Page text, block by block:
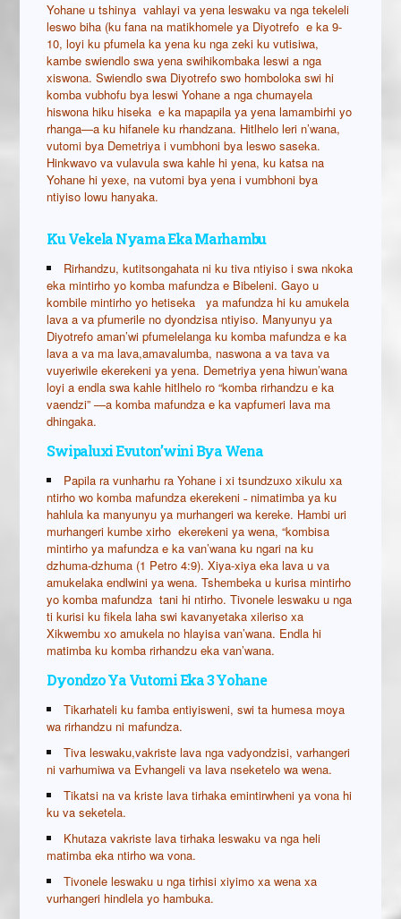
Yohane u tshinya vahlayi va yena leswaku va nga tekeleli
leswo biha (ku fana na matikhomele ya Diyotrefo e ka 9-
10, loyi ku pfumela ka yena ku nga zeki ku vutisiwa,
kambe swiendlo swa yena swihikombaka leswi a nga
xiswona. Swiendlo swa Diyotrefo swo homboloka swi hi
komba vubhofu bya leswi Yohane a nga chumayela
hiswona hiku hiseka e ka mapapila ya yena lamambirhi yo
rhanga—a ku hifanele ku rhandzana. Hitlhelo leri n’wana,
vutomi bya Demetriya i vumbhoni bya leswo saseka.
Hinkwavo va vulavula swa kahle hi yena, ku katsa na
Yohane hi yexe, na vutomi bya yena i vumbhoni bya
ntiyiso lowu hanyaka.
Ku Vekela Nyama Eka Marhambu
Rirhandzu, kutitsongahata ni ku tiva ntiyiso i swa nkoka
eka mintirho yo komba mafundza e Bibeleni. Gayo u
kombile mintirho yo hetiseka ya mafundza hi ku amukela
lava a va pfumerile no dyondzisa ntiyiso. Manyunyu ya
Diyotrefo aman’wi pfumelelanga ku komba mafundza e ka
lava a va ma lava,amavalumba, naswona a va tava va
vuyeriwile ekerekeni ya yena. Demetriya yena hiwun’wana
loyi a endla swa kahle hitlhelo ro “komba rirhandzu e ka
vaendzi” —a komba mafundza e ka vapfumeri lava ma
dhingaka.
Swipaluxi Evuton’wini Bya Wena
Papila ra vunharhu ra Yohane i xi tsundzuxo xikulu xa
ntirho wo komba mafundza ekerekeni ˗ nimatimba ya ku
hahlula ka manyunyu ya murhangeri wa kereke. Hambi uri
murhangeri kumbe xirho ekerekeni ya wena, “kombisa
mintirho ya mafundza e ka van’wana ku ngari na ku
dzhuma-dzhuma (1 Petro 4:9). Xiya-xiya eka lava u va
amukelaka endlwini ya wena. Tshembeka u kurisa mintirho
yo komba mafundza tani hi ntirho. Tivonele leswaku u nga
ti kurisi ku fikela laha swi kavanyetaka xileriso xa
Xikwembu xo amukela no hlayisa van’wana. Endla hi
matimba ku komba rirhandzu eka van’wana.
Dyondzo Ya Vutomi Eka 3 Yohane
Tikarhateli ku famba entiyisweni, swi ta humesa moya
wa rirhandzu ni mafundza.
Tiva leswaku,vakriste lava nga vadyondzisi, varhangeri
ni varhumiwa va Evhangeli va lava nseketelo wa wena.
Tikatsi na va kriste lava tirhaka emintirwheni ya vona hi
ku va seketela.
Khutaza vakriste lava tirhaka leswaku va nga heli
matimba eka ntirho wa vona.
Tivonele leswaku u nga tirhisi xiyimo xa wena xa
vurhangeri hindlela yo hambuka.